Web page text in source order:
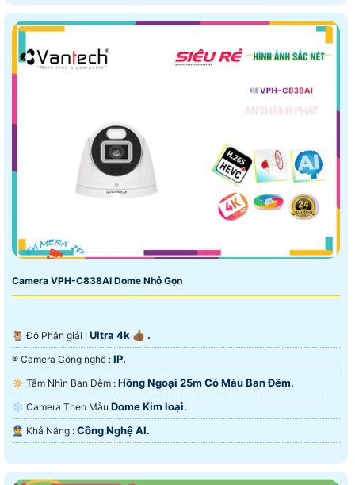
Camera VPH-C838AI Dome Nhỏ Gọn
🦉 Độ Phân giải : Ultra 4k 👍🏾 .
®️ Camera Công nghệ : IP.
🔅 Tầm Nhìn Ban Đêm : Hồng Ngoại 25m Có Màu Ban Ðêm.
❄ Camera Theo Mẫu Dome Kim loại.
️👮 Khả Năng : Công Nghệ AI.